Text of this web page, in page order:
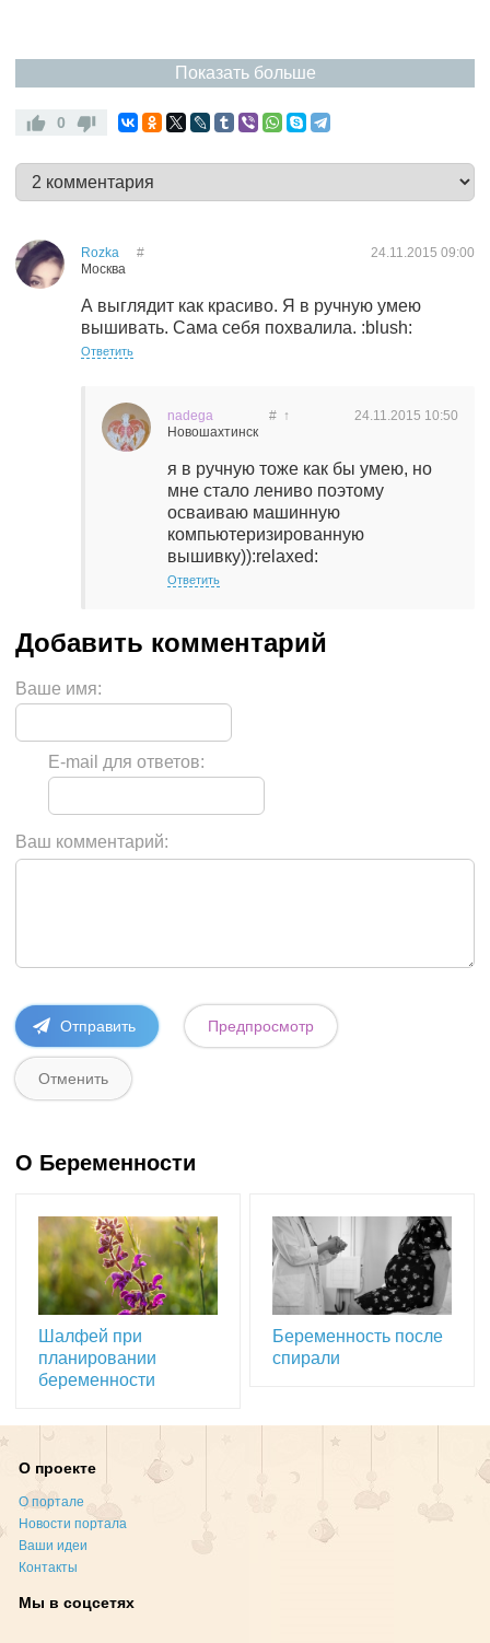
Показать больше
0
Rozka
Москва
24.11.2015 09:00
#
А выглядит как красиво. Я в ручную умею
вышивать. Сама себя похвалила. :blush:
Ответить
nadega
Новошахтинск
24.11.2015 10:50
# ↑
я в ручную тоже как бы умею, но
мне стало лениво поэтому
осваиваю машинную
компьютеризированную
вышивку)):relaxed:
Ответить
Ваше имя:
E-mail для ответов:
Ваш комментарий:
О Беременности
Шалфей при
планировании
беременности
Беременность после
спирали
О проекте
О портале
Новости портала
Ваши идеи
Контакты
Мы в соцсетях